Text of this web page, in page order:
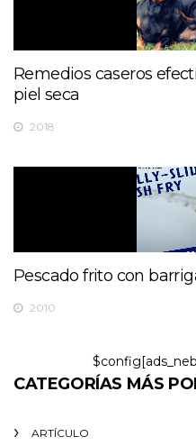
Remedios caseros
piel seca
2018
Pescado frito con
2010
CATEGORÍAS MÁS
ARTÍCULO